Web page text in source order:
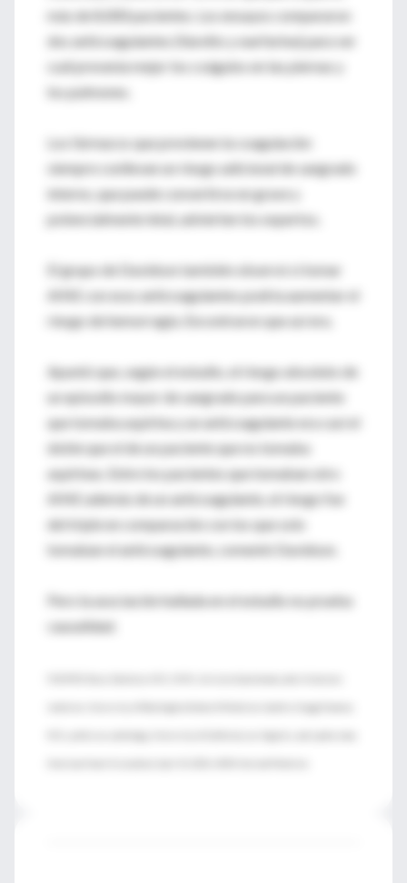
más de 8,000 pacientes. Los ensayos compararon
dos anticoagulantes (Xarelto y warfarina) para ver
cuál prevenía mejor los coágulos en las piernas y
los pulmones.
Los fármacos que previenen la coagulación
siempre conllevan un riesgo adicional de sangrado
interno, que puede convertirse en grave y
potencialmente letal, advierten los expertos.
El grupo de Davidson también observó si tomar
AINE con esos anticoagulantes podría aumentar el
riesgo de hemorragia. Encontraron que así era.
Apuntó que, según el estudio, el riesgo absoluto de
un episodio mayor de sangrado para un paciente
que tomaba aspirina y un anticoagulante era casi el
doble que el de un paciente que no tomaba
aspirinas. Entre los pacientes que tomaban otro
AINE además de un anticoagulante, el riesgo fue
del triple en comparación con los que solo
tomaban el anticoagulante, comentó Davidson.
Pero la asociación hallada en el estudio no prueba
causalidad.